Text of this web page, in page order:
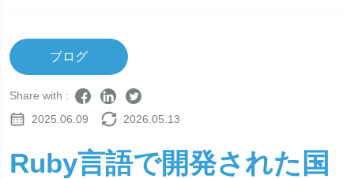
ブログ
Share with :
2025.06.09
2026.05.13
Ruby言語で開発された国